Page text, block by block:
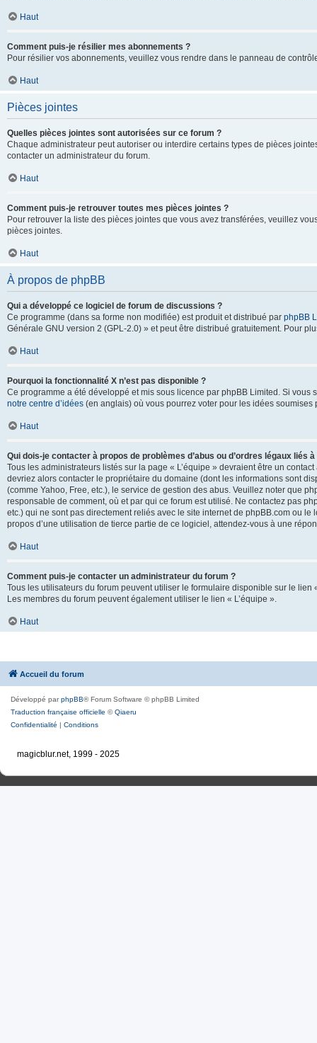
Haut
Comment puis-je résilier mes abonnements ?
Pour résilier vos abonnements, veuillez vous rendre dans le panneau de
Haut
Pièces jointes
Quelles pièces jointes sont autorisées sur ce forum ?
Chaque administrateur peut autoriser ou interdire certains types de pièces
contacter un administrateur du forum.
Haut
Comment puis-je retrouver toutes mes pièces jointes ?
Pour retrouver la liste des pièces jointes que vous avez transférées, veuillez
pièces jointes.
Haut
À propos de phpBB
Qui a développé ce logiciel de forum de discussions ?
Ce programme (dans sa forme non modifiée) est produit et distribué par phpBB
Générale GNU version 2 (GPL-2.0) » et peut être distribué gratuitement. Pour
Haut
Pourquoi la fonctionnalité X n’est pas disponible ?
Ce programme a été développé et mis sous licence par phpBB Limited. Si
notre centre d’idées (en anglais) où vous pourrez voter pour les idées soumises
Haut
Qui dois-je contacter à propos de problèmes d’abus ou d’ordres légaux liés
Tous les administrateurs listés sur la page « L’équipe » devraient être un
devriez alors contacter le propriétaire du domaine (dont les informations sont
(comme Yahoo, Free, etc.), le service de gestion des abus. Veuillez noter que
responsable de comment, où et par qui ce forum est utilisé. Ne contactez pas
etc.) qui ne sont pas directement reliés avec le site internet de phpBB.com ou
propos d’une utilisation de tierce partie de ce logiciel, attendez-vous à une
Haut
Comment puis-je contacter un administrateur du forum ?
Tous les utilisateurs du forum peuvent utiliser le formulaire disponible sur le
Les membres du forum peuvent également utiliser le lien « L’équipe ».
Haut
Accueil du forum
Développé parphpBB® Forum Software © phpBB Limited
Traduction française officielle ©Qiaeru
Confidentialité | Conditions
magicblur.net, 1999 - 2025